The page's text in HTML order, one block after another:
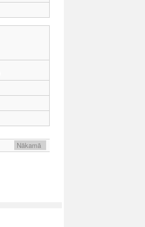
Nākamā